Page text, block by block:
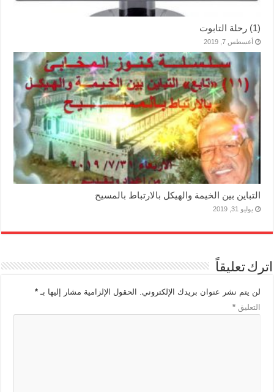
(1) رحلة التابوت
أغسطس 7, 2019
التباين بين الخيمة والهيكل بالارتباط بالمسيح
يوليو 31, 2019
اترك تعليقاً
لن يتم نشر عنوان بريدك الإلكتروني. الحقول الإلزامية مشار إليها بـ*
التعليق*